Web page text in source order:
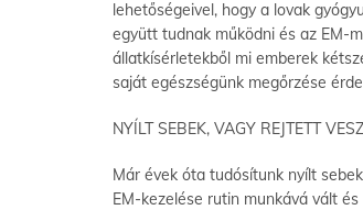
lehetőségeivel, hogy a lovak
együtt tudnak működni és az EM-
állatkísérletekből mi emberek
saját egészségünk megőrzése
NYÍLT SEBEK, VAGY REJTETT
Már évek óta tudósítunk nyílt
EM-kezelése rutin munkává vált